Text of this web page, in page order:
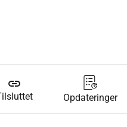
link
Opdateringer